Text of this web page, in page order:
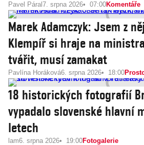
Pavel Páral 7. srpna 2026 07:00Komentáře
Marek Adamczyk: Jsem z
Klempíř si hraje na
tvářit, musí zamakat
Pavlína Horáková6. srpna 2026 18:00
18 historických fotografií
vypadalo slovenské hlavní
letech
lam6. srpna 2026 19:00Fotogalerie